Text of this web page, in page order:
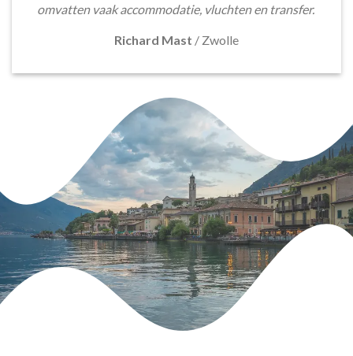
omvatten vaak accommodatie, vluchten en transfer.
Richard Mast / Zwolle